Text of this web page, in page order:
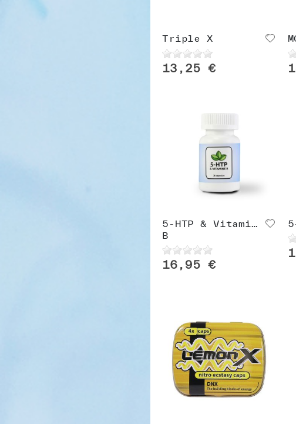
Triple X
13,25 €
5-HTP & Vitamine
B
16,95 €